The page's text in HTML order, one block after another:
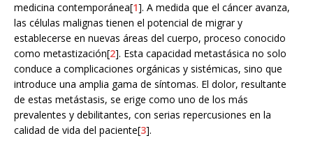
medicina contemporánea[1]. A medida que el cáncer avanza,
las células malignas tienen el potencial de migrar y
establecerse en nuevas áreas del cuerpo, proceso conocido
como metastización[2]. Esta capacidad metastásica no solo
conduce a complicaciones orgánicas y sistémicas, sino que
introduce una amplia gama de síntomas. El dolor, resultante
de estas metástasis, se erige como uno de los más
prevalentes y debilitantes, con serias repercusiones en la
calidad de vida del paciente[3].